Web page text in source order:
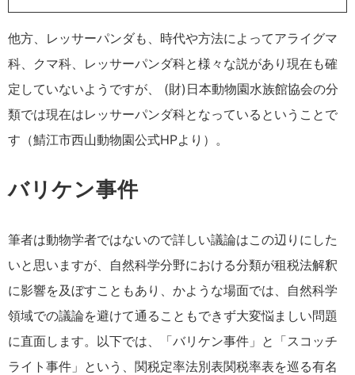
他方、レッサーパンダも、時代や方法によってアライグマ
科、クマ科、レッサーパンダ科と様々な説があり現在も確
定していないようですが、 (財)日本動物園水族館協会の分
類では現在はレッサーパンダ科となっているということで
す（鯖江市西山動物園公式HPより）。
バリケン事件
筆者は動物学者ではないので詳しい議論はこの辺りにした
いと思いますが、自然科学分野における分類が租税法解釈
に影響を及ぼすこともあり、かような場面では、自然科学
領域での議論を避けて通ることもできず大変悩ましい問題
に直面します。以下では、「バリケン事件」と「スコッチ
ライト事件」という、関税定率法別表関税率表を巡る有名